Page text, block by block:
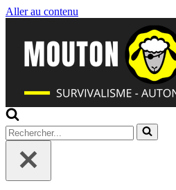
Aller au contenu
Rechercher...